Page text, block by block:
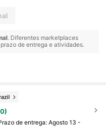
. Diferentes marketplaces
de entrega e atividades.
de entrega:Agosto 13 -